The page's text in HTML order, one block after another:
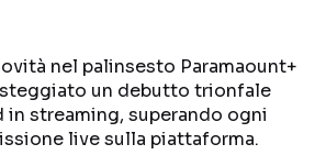
MEDIASET INFINITY
nel palinsesto Paramaount+
un debutto trionfale
streaming, superando ogni
live sulla piattaforma.